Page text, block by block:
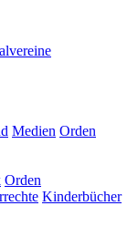
Medien Orden
Orden
Kinderbücher